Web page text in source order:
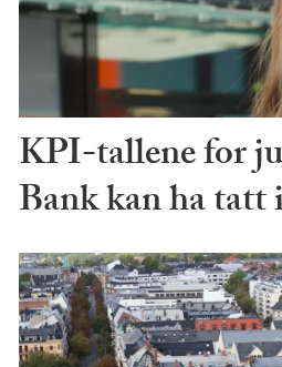
KPI-tallene for
Bank kan ha tatt